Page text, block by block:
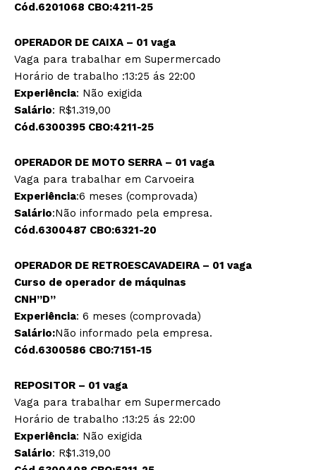
Cód.6201068 CBO:4211-25
OPERADOR DE CAIXA – 01 vaga
Vaga para trabalhar em Supermercado
Horário de trabalho :13:25 ás 22:00
Experiência: Não exigida
Salário: R$1.319,00
Cód.6300395 CBO:4211-25
OPERADOR DE MOTO SERRA – 01 vaga
Vaga para trabalhar em Carvoeira
Experiência:6 meses (comprovada)
Salário:Não informado pela empresa.
Cód.6300487 CBO:6321-20
OPERADOR DE RETROESCAVADEIRA – 01 vaga
Curso de operador de máquinas
CNH”D”
Experiência: 6 meses (comprovada)
Salário:Não informado pela empresa.
Cód.6300586 CBO:7151-15
REPOSITOR – 01 vaga
Vaga para trabalhar em Supermercado
Horário de trabalho :13:25 ás 22:00
Experiência: Não exigida
Salário: R$1.319,00